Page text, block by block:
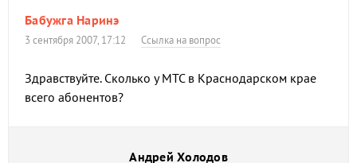
Бабужга Наринэ
3 сентября 2007, 17:12 Ссылка на вопрос
Здравствуйте. Сколько у МТС в Краснодарском крае
всего абонентов?
Андрей Холодов